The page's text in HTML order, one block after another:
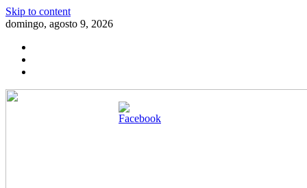
Skip to content
domingo, agosto 9, 2026